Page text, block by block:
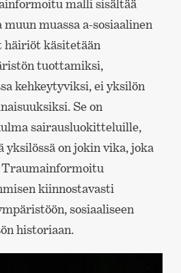
malli sisältää
muassa a-sosiaalinen
häiriöt käsitetään
tuottamiksi,
kehkeytyviksi, ei yksilön
Se on
sairausluokitteluille,
yksilössä on jokin vika, joka
Traumainformoitu
kiinnostavasti
sosiaaliseen
historiaan.